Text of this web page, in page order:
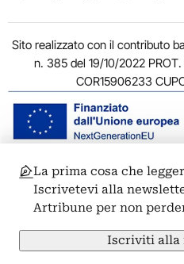
Sito realizzato con il contributo
n. 385 del 19/10/2022
COR15906233
© 2011-2026 ARTRIBUNE srl –
00186 Roma - P.I. 11381581005
Privacy: Responsabile della
ARTRIBUNE srl – Corso Vittorio
Termini e condizioniPrivacy Policy
La prima cosa che
Iscrivetevi alla
Artribune per non
Iscriviti alla